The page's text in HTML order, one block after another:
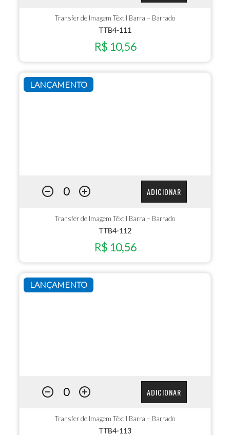
Transfer de Imagem Têxtil Barra – Barrado
TTB4-111
R$ 10,56
LANÇAMENTO
ADICIONAR
Transfer de Imagem Têxtil Barra – Barrado
TTB4-112
R$ 10,56
LANÇAMENTO
ADICIONAR
Transfer de Imagem Têxtil Barra – Barrado
TTB4-113